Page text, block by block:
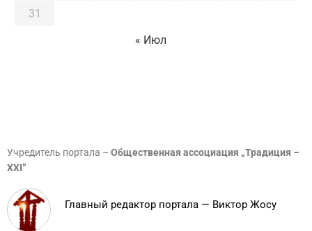
31
« Июл
Учредитель портала – Общественная ассоциация „Традиция –
XXI”
Главный редактор портала — Виктор Жосу